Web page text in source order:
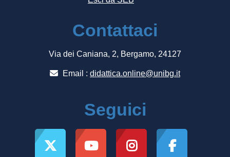
Contattaci
Via dei Caniana, 2, Bergamo, 24127
Email : didattica.online@unibg.it
Seguici